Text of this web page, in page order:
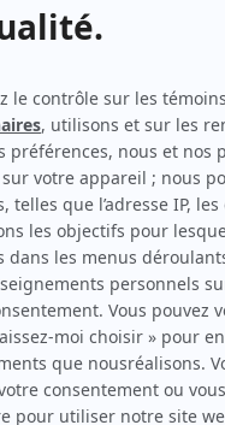
Gariépy
Leclerc
mariage)
histoire
Bernard «Engel» Beaulac
(Me Gilmour2018)
vives(Membre du CA)
(Huissier2009)
II (Le journaliste)
( Gaétan Monette